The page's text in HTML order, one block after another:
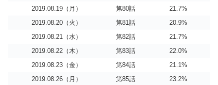
2019.08.19（月）
第80話
21.7%
2019.08.20（火）
第81話
20.9%
2019.08.21（水）
第82話
21.7%
2019.08.22（木）
第83話
22.0%
2019.08.23（金）
第84話
21.1%
2019.08.26（月）
第85話
23.2%